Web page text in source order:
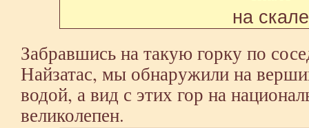
на скале
Забравшись на такую горку по
Найзатас, мы обнаружили на
водой, а вид с этих гор на
великолепен.